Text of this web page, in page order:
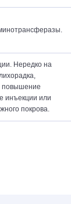
Нередко на
повышение
инъекции или
покрова.